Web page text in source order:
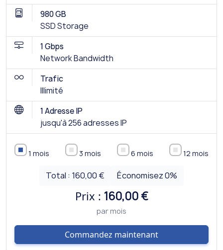
980 GB
SSD Storage
1 Gbps
Network Bandwidth
Trafic
Illimité
1 Adresse IP
jusqu'à 256 adresses IP
1 mois 3 mois 6 mois 12 mois
Total : 160,00 € Économisez0%
Prix : 160,00 €
par mois
Commandez maintenant